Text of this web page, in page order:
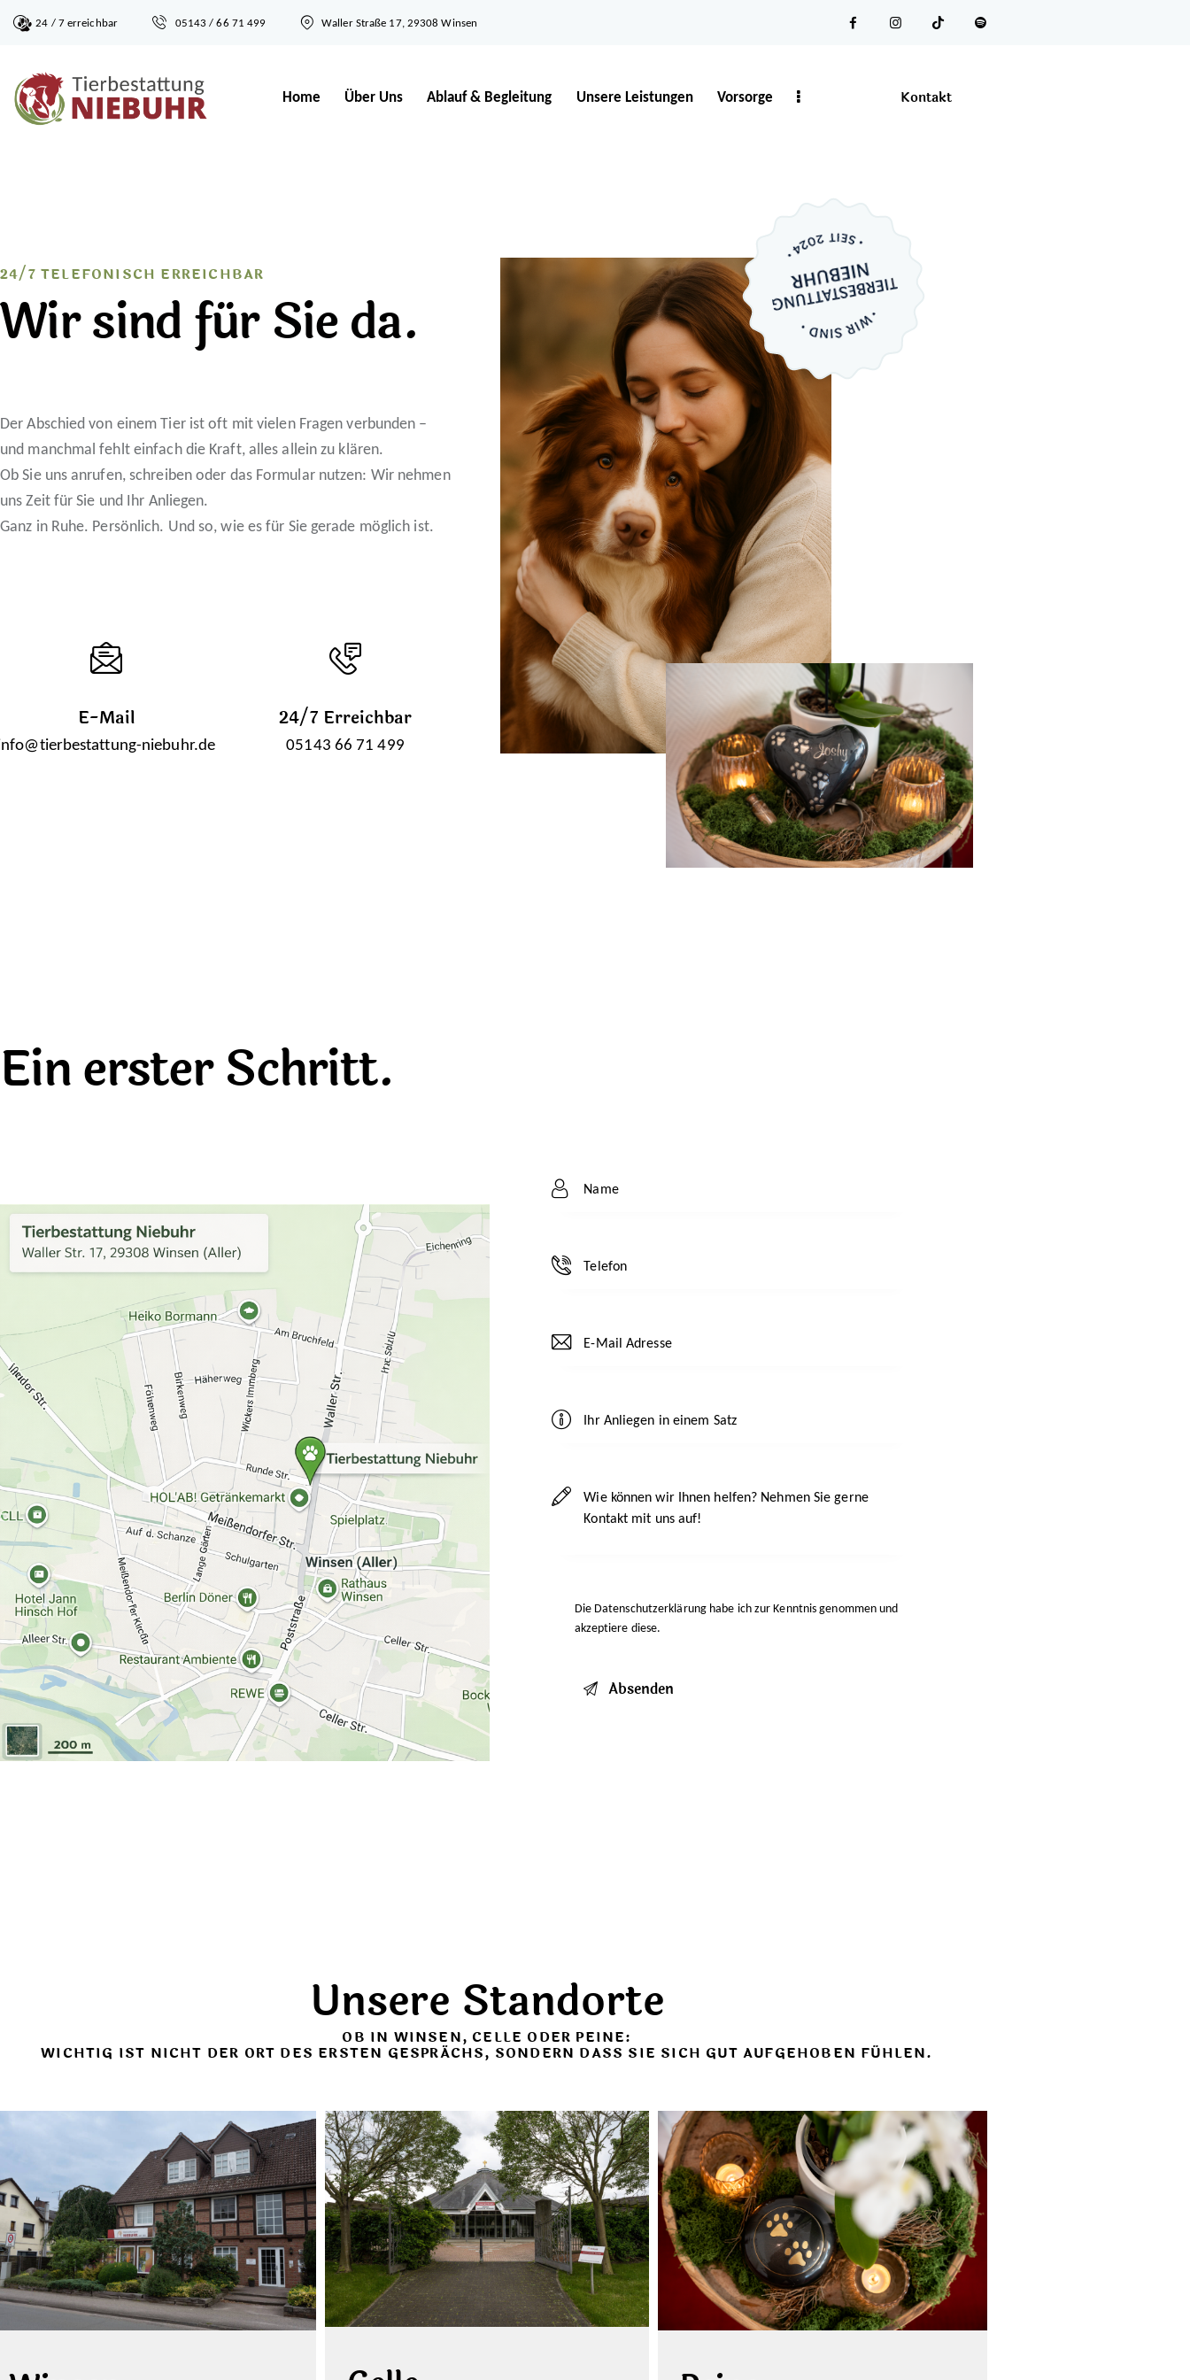
24 / 7 erreichbar 05143 / 66 71 499 Waller Straße 17, 29308 Winsen
Home Über Uns Ablauf & Begleitung Unsere Leistungen Vorsorge Kontakt
24/7 TELEFONISCH ERREICHBAR
Wir sind für Sie da.
Der Abschied von einem Tier ist oft mit vielen Fragen verbunden –
und manchmal fehlt einfach die Kraft, alles allein zu klären.
Ob Sie uns anrufen, schreiben oder das Formular nutzen: Wir nehmen
uns Zeit für Sie und Ihr Anliegen.
Ganz in Ruhe. Persönlich. Und so, wie es für Sie gerade möglich ist.
E-Mail
niebuhr.de
24/7 Erreichbar
05143 66 71 499
Ein erster Schritt.
Die Datenschutzerklärunghabe ich zur Kenntnis genommen und
akzeptiere diese.
Unsere Standorte
OB IN WINSEN, CELLE ODER PEINE:
WICHTIG IST NICHT DER ORT DES ERSTEN GESPRÄCHS, SONDERN DASS SIE SICH GUT AUFGEHOBEN FÜHLEN.